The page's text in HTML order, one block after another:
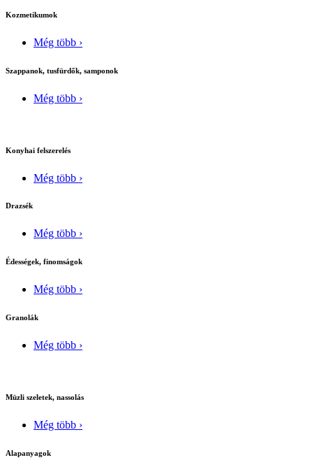
Kozmetikumok
Még több ›
Szappanok, tusfürdők, samponok
Még több ›
Konyhai felszerelés
Még több ›
Drazsék
Még több ›
Édességek, finomságok
Még több ›
Granolák
Még több ›
Müzli szeletek, nassolás
Még több ›
Alapanyagok